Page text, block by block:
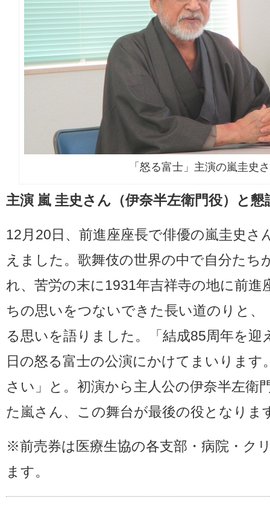
「怒る富士」主演の嵐圭史
主演 嵐 圭史さん（伊奈半左衛門役）と懇
12月20日、前進座座長で俳優の嵐圭史さ
えました。歌舞伎の世界の中で自分たち
れ、苦労の末に1931年吉祥寺の地に前進
ちの思いをつないできた長い道のりと、
る思いを語りました。「結成85周年を迎
日の怒る富士の公演にかけてまいります
さい」と。初演から主人公の伊奈半左衛
た嵐さん、この舞台が最後の役となりま
※前売券は医療生協の各支部・病院・ク
ます。